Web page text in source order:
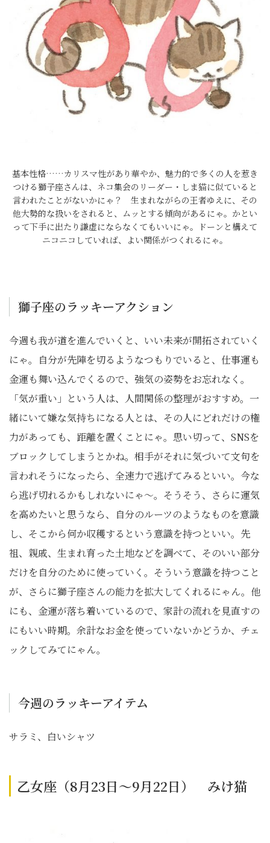
基本性格……カリスマ性があり華やか、魅力的で多くの人を惹き
つける獅子座さんは、ネコ集会のリーダー・しま猫に似ていると
言われたことがないかにゃ？ 生まれながらの王者ゆえに、その
他大勢的な扱いをされると、ムッとする傾向があるにゃ。かとい
って下手に出たり謙虚にならなくてもいいにゃ。ドーンと構えて
ニコニコしていれば、よい関係がつくれるにゃ。
獅子座のラッキーアクション
今週も我が道を進んでいくと、いい未来が開拓されていく
にゃ。自分が先陣を切るようなつもりでいると、仕事運も
金運も舞い込んでくるので、強気の姿勢をお忘れなく。
「気が重い」という人は、人間関係の整理がおすすめ。一
緒にいて嫌な気持ちになる人とは、その人にどれだけの権
力があっても、距離を置くことにゃ。思い切って、SNSを
ブロックしてしまうとかね。相手がそれに気づいて文句を
言われそうになったら、全速力で逃げてみるといい。今な
ら逃げ切れるかもしれないにゃ〜。そうそう、さらに運気
を高めたいと思うなら、自分のルーツのようなものを意識
し、そこから何か収穫するという意識を持つといい。先
祖、親戚、生まれ育った土地などを調べて、そのいい部分
だけを自分のために使っていく。そういう意識を持つこと
が、さらに獅子座さんの能力を拡大してくれるにゃん。他
にも、金運が落ち着いているので、家計の流れを見直すの
にもいい時期。余計なお金を使っていないかどうか、チェ
ックしてみてにゃん。
今週のラッキーアイテム
サラミ、白いシャツ
乙女座（8月23日～9月22日） みけ猫